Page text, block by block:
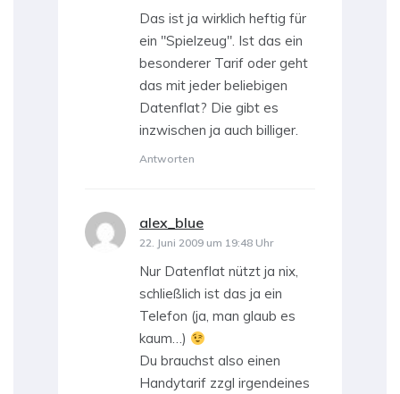
Das ist ja wirklich heftig für
ein "Spielzeug". Ist das ein
besonderer Tarif oder geht
das mit jeder beliebigen
Datenflat? Die gibt es
inzwischen ja auch billiger.
Antworten
alex_blue
22. Juni 2009 um 19:48 Uhr
Nur Datenflat nützt ja nix,
schließlich ist das ja ein
Telefon (ja, man glaub es
kaum…)
Du brauchst also einen
Handytarif zzgl irgendeines